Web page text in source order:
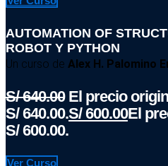
AUTOMATION OF
ROBOT Y PYTHON
Un curso de Alex H. Palomino
S/640.00 El precio
S/ 640.00.S/600.00El
S/ 600.00.
Ver Curso